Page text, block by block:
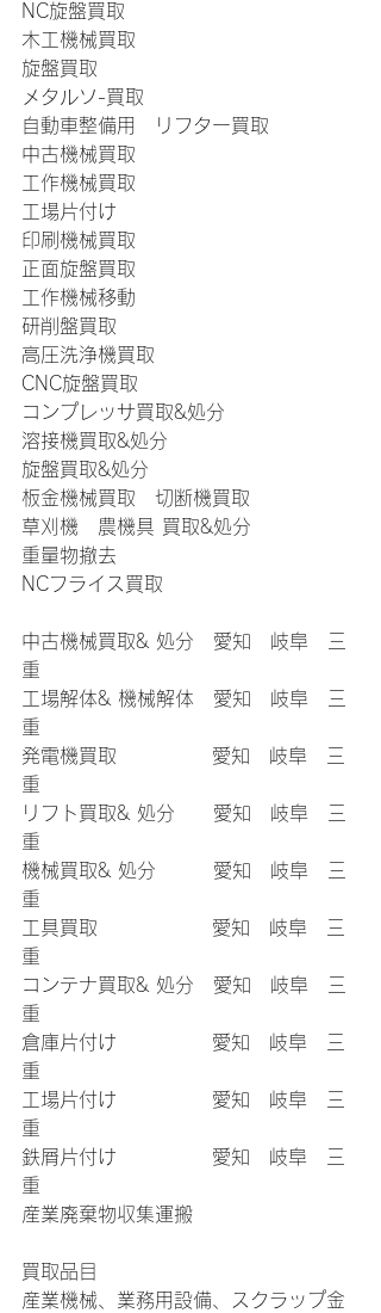
NC旋盤買取
木工機械買取
旋盤買取
メタルソ-買取
自動車整備用　リフター買取
中古機械買取
工作機械買取
工場片付け
印刷機械買取
正面旋盤買取
工作機械移動
研削盤買取
高圧洗浄機買取
CNC旋盤買取
コンプレッサ買取&処分
溶接機買取&処分
旋盤買取&処分
板金機械買取　切断機買取
草刈機　農機具 買取&処分
重量物撤去
NCフライス買取
中古機械買取& 処分　愛知　岐阜　三
重
工場解体& 機械解体　愛知　岐阜　三
重
発電機買取　　　　　愛知　岐阜　三
重
リフト買取& 処分　　愛知　岐阜　三
重
機械買取& 処分　　　愛知　岐阜　三
重
工具買取　　　　　　愛知　岐阜　三
重
コンテナ買取& 処分　愛知　岐阜　三
重
倉庫片付け　　　　　愛知　岐阜　三
重
工場片付け　　　　　愛知　岐阜　三
重
鉄屑片付け　　　　　愛知　岐阜　三
重
産業廃棄物収集運搬
買取品目
産業機械、業務用設備、スクラップ金